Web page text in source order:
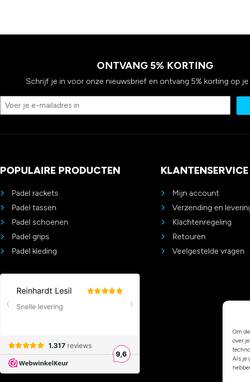
Om
over
Als je
ONTVANG 5% KORTING
Schrijf je in voor onze nieuwsbrief en ontvang 5% korting op je
POPULAIRE PRODUCTEN
Padel rackets
Padel tassen
Padel schoenen
Padel grips
Padel kleding
KLANTENSERVICE
Mijn account
Verzending en
Klachtenregeling
Retouren
Veelgestelde vragen